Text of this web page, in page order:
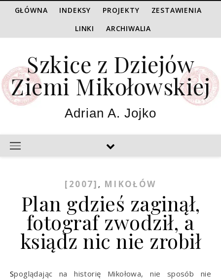
GŁÓWNA INDEKSY PROJEKTY
ZESTAWIENIA
LINKI
ARCHIWALIA
Szkice z Dziejów
Ziemi Mikołowskiej
Adrian A. Jojko
[2007] , MIKOŁÓW
Plan gdzieś zaginął,
fotograf zwodził, a
ksiądz nic nie zrobił
Spoglądając na historię Mikołowa, nie sposób nie